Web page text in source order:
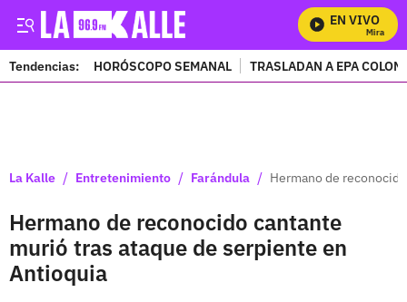
EN VIVO
Mira
Tendencias: HORÓSCOPO SEMANAL TRASLADAN A EPA
La Kalle / Entretenimiento / Farándula / Hermano de
Hermano de reconocido cantante
murió tras ataque de serpiente en
Antioquia